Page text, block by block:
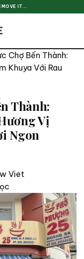
IT...
Chợ Bến Thành:
Khuya Với Rau
Thành:
Vị
Ngon
Viet